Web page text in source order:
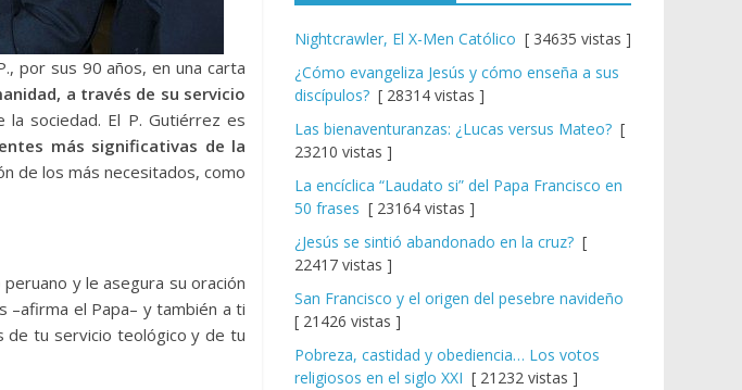
por sus 90 años, en una carta
a través de su servicio
sociedad. El P. Gutiérrez es
más significativas de la
de los más necesitados, como
y le asegura su oración
–afirma el Papa– y también a ti
de tu servicio teológico y de tu
Nightcrawler, El X-Men Católico [ 34635 vistas ]
¿Cómo evangeliza Jesús y cómo enseña a sus
discípulos? [ 28314 vistas ]
Las bienaventuranzas: ¿Lucas versus Mateo? [
23210 vistas ]
La encíclica “Laudato si” del Papa Francisco en
50 frases [ 23164 vistas ]
¿Jesús se sintió abandonado en la cruz? [
22417 vistas ]
San Francisco y el origen del pesebre navideño
[ 21426 vistas ]
Pobreza, castidad y obediencia… Los votos
religiosos en el siglo XXI [ 21232 vistas ]